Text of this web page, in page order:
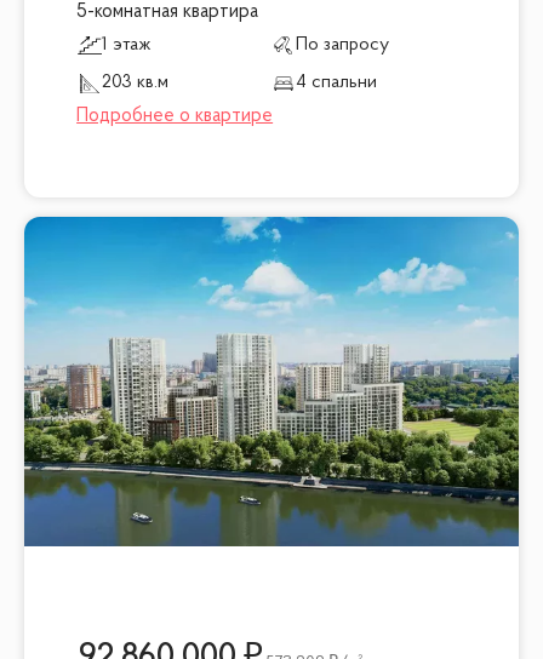
5-комнатная квартира
1 этаж
По запросу
203 кв.м
4 спальни